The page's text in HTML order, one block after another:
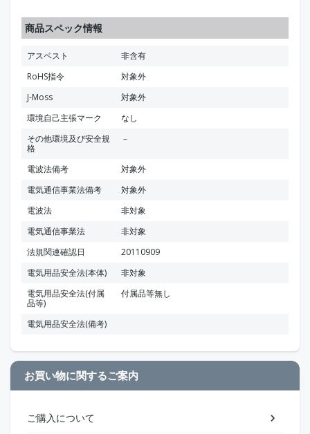
商品スペック情報
アスベスト
非含有
RoHS指令
対象外
J-Moss
対象外
環境自己主張マーク
なし
その他環境及び安全規
格
－
電波法備考
対象外
電気通信事業法備考
対象外
電波法
非対象
電気通信事業法
非対象
法規関連確認日
20110909
電気用品安全法(本体)
非対象
電気用品安全法(付属
品等)
付属品等無し
電気用品安全法(備考)
お買い物に関するご案内
ご購入について